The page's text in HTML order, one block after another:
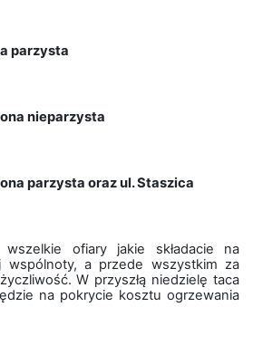
parzysta
nieparzysta
parzysta oraz ul. Staszica
wszelkie ofiary jakie składacie na
wspólnoty, a przede wszystkim za
W przyszłą niedzielę taca
na pokrycie kosztu ogrzewania